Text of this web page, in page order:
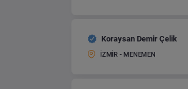
Koraysan Demir Çelik
İZMİR - MENEMEN